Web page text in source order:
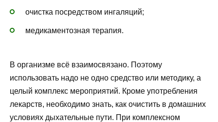
очистка посредством ингаляций;
медикаментозная терапия.
В организме всё взаимосвязано. Поэтому
использовать надо не одно средство или методику, а
целый комплекс мероприятий. Кроме употребления
лекарств, необходимо знать, как очистить в домашних
условиях дыхательные пути. При комплексном